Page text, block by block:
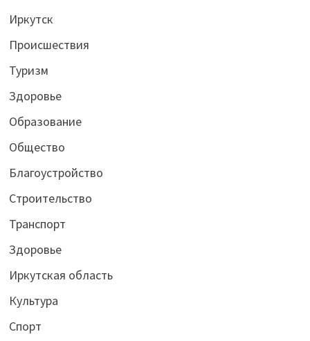
Иркутск
Происшествия
Туризм
Здоровье
Образование
Общество
Благоустройство
Строительство
Транспорт
Здоровье
Иркутская область
Культура
Спорт